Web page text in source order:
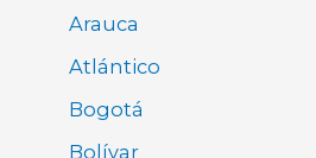
Arauca
Atlántico
Bogotá
Bolívar